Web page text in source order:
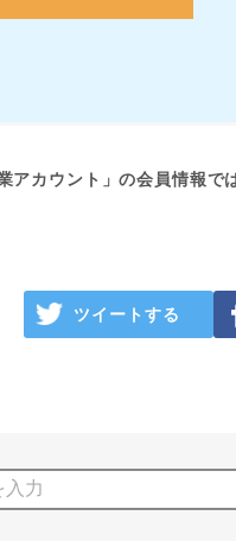
アカウント」の会員情報で
ツイートする